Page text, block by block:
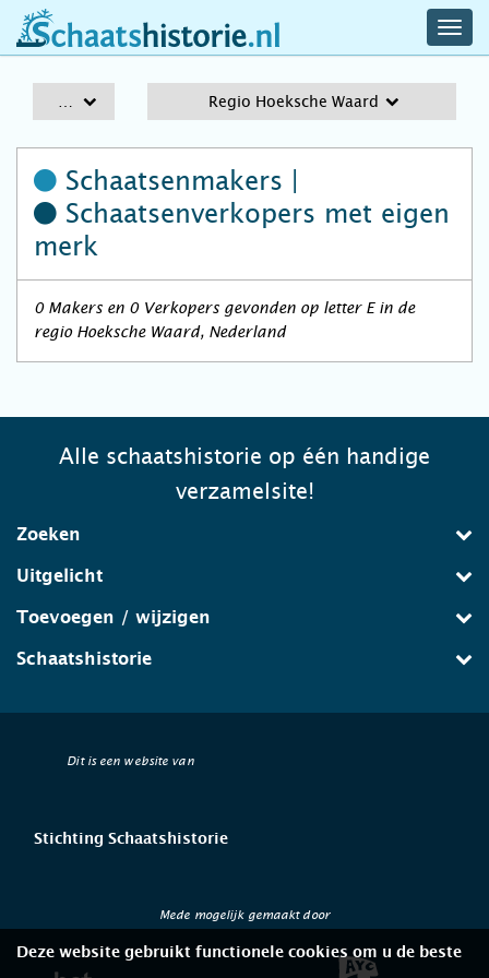
schaatshistorie.nl
Regio Hoeksche Waard
Schaatsenmakers |
Schaatsenverkopers met eigen
merk
0 Makers en 0 Verkopers gevonden op letter E in de
regio Hoeksche Waard, Nederland
Alle schaatshistorie op één handige
verzamelsite!
Zoeken
Uitgelicht
Toevoegen / wijzigen
Schaatshistorie
Dit is een website van
Stichting Schaatshistorie
Mede mogelijk gemaakt door
Deze website gebruikt functionele cookies om u de beste